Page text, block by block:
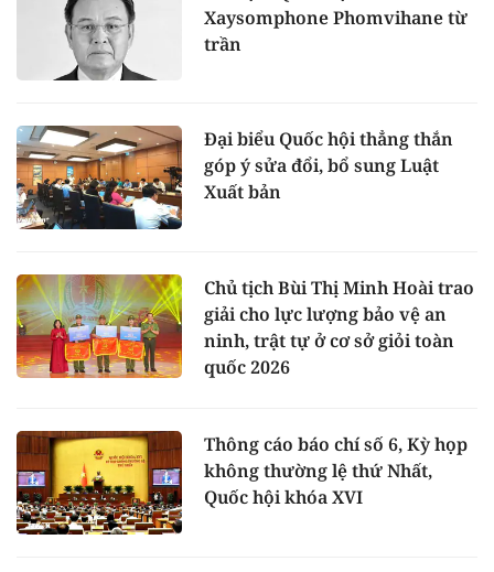
Xaysomphone Phomvihane từ
trần
Đại biểu Quốc hội thẳng thắn
góp ý sửa đổi, bổ sung Luật
Xuất bản
Chủ tịch Bùi Thị Minh Hoài trao
giải cho lực lượng bảo vệ an
ninh, trật tự ở cơ sở giỏi toàn
quốc 2026
Thông cáo báo chí số 6, Kỳ họp
không thường lệ thứ Nhất,
Quốc hội khóa XVI